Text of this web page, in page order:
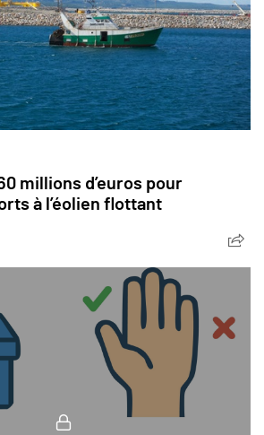
millions d’euros pour
à l’éolien flottant